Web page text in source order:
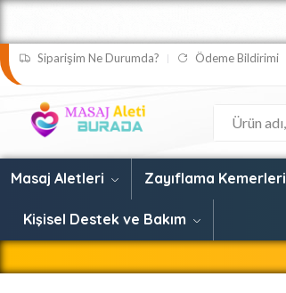
Siparişim Ne Durumda? Ödeme Bildirimi
Masaj Aletleri Zayıflama Kemerleri
Kişisel Destek ve Bakım